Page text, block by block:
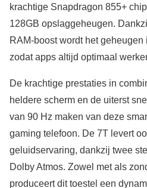
krachtige Snapdragon 855+
128GB opslaggeheugen.
RAM-boost wordt het
zodat apps altijd optimaal
De krachtige prestaties in
heldere scherm en de uiterst
van 90 Hz maken van deze
gaming telefoon. De 7T levert
geluidservaring, dankzij twee
Dolby Atmos. Zowel met als
produceert dit toestel een